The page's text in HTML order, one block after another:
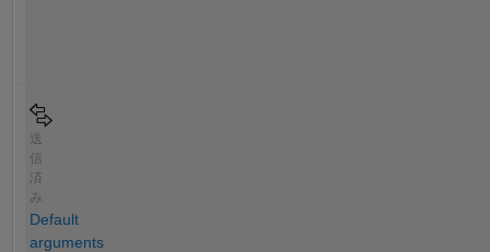
送
信
済
み
Default
arguments